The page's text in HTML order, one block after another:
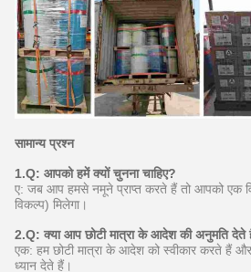
सामान्य प्रश्न
1.Q: आपको हमें क्यों चुनना चाहिए?
ए: जब आप हमसे नमूने प्राप्त करते हैं तो आपको एक
विकल्प) मिलेगा।
2.Q: क्या आप छोटी मात्रा के आदेश की अनुमति देते
एक: हम छोटी मात्रा के आदेश को स्वीकार करते हैं
ध्यान देते हैं।